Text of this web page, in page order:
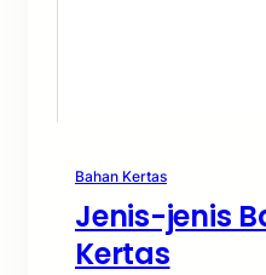
Bahan Kertas
Jenis-jenis
Kertas